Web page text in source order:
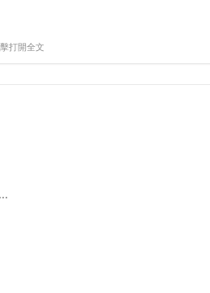
打開全文